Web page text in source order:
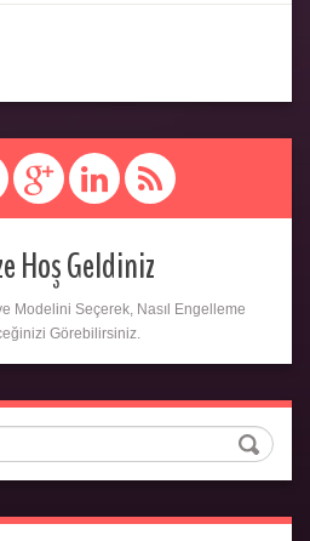
Hoş Geldiniz
Modelini Seçerek, Nasıl Engelleme
Görebilirsiniz.